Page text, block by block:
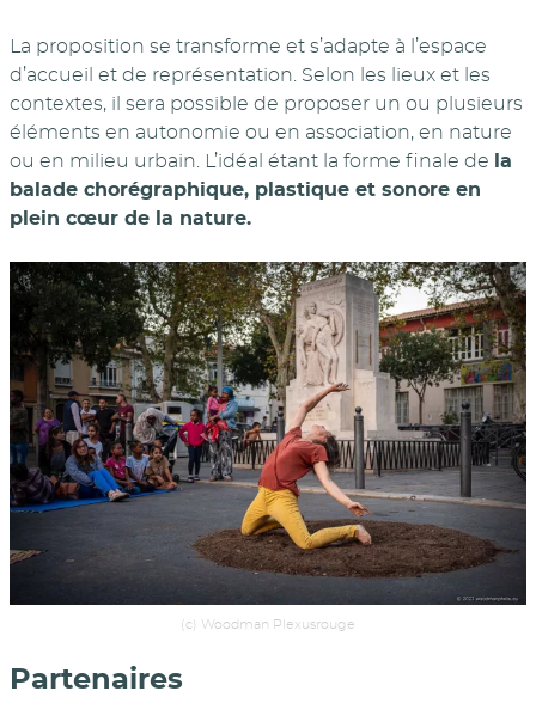
La proposition se transforme et s’adapte à l’espace
d’accueil et de représentation. Selon les lieux et les
contextes, il sera possible de proposer un ou plusieurs
éléments en autonomie ou en association, en nature
ou en milieu urbain. L’idéal étant la forme finale de
la
balade chorégraphique, plastique et sonore en
plein cœur de la nature.
(c) Woodman Plexusrouge
Partenaires